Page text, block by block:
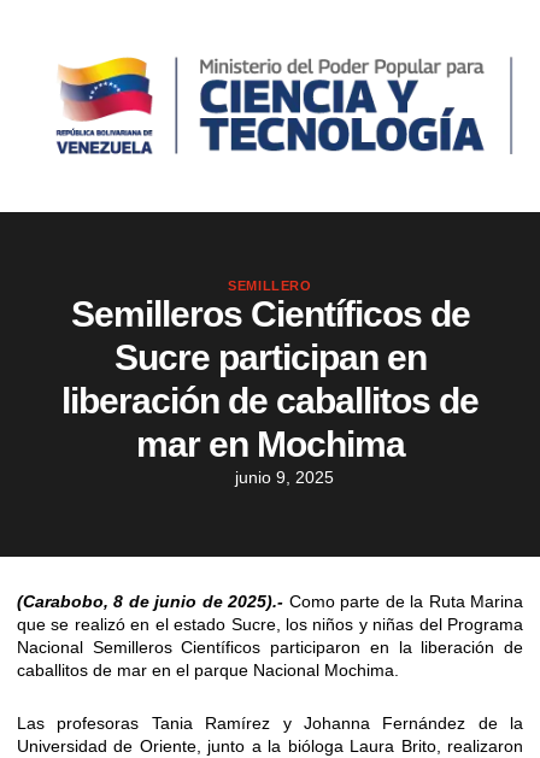
SEMILLERO
Semilleros Científicos de
Sucre participan en
liberación de caballitos de
mar en Mochima
junio 9, 2025
(Carabobo, 8 de junio de 2025).- Como parte de la Ruta Marina
que se realizó en el estado Sucre, los niños y niñas del Programa
Nacional Semilleros Científicos participaron en la liberación de
caballitos de mar en el parque Nacional Mochima.
Las profesoras Tania Ramírez y Johanna Fernández de la
Universidad de Oriente, junto a la bióloga Laura Brito, realizaron